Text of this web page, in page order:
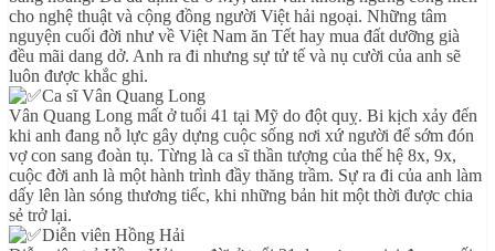
cho nghệ thuật và cộng đồng người Việt hải ngoại. Những tâm
nguyện cuối đời như về Việt Nam ăn Tết hay mua đất dưỡng già
đều mãi dang dở. Anh ra đi nhưng sự tử tế và nụ cười của anh sẽ
luôn được khắc ghi.
Ca sĩ Vân Quang Long
Vân Quang Long mất ở tuổi 41 tại Mỹ do đột quỵ. Bi kịch xảy đến
khi anh đang nỗ lực gây dựng cuộc sống nơi xứ người để sớm đón
vợ con sang đoàn tụ. Từng là ca sĩ thần tượng của thế hệ 8x, 9x,
cuộc đời anh là một hành trình đầy thăng trầm. Sự ra đi của anh làm
dấy lên làn sóng thương tiếc, khi những bản hit một thời được chia
sẻ trở lại.
Diễn viên Hồng Hải